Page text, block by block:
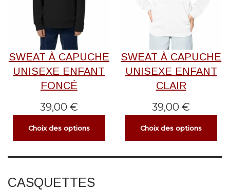
SWEAT À CAPUCHE
UNISEXE ENFANT
FONCÉ
39,00 €
Choix des options
SWEAT À CAPUCHE
UNISEXE ENFANT
CLAIR
39,00€
Choix des options
CASQUETTES